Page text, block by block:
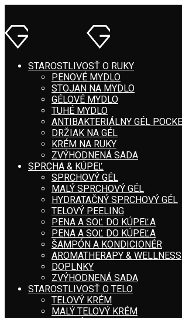
STAROSTLIVOSŤ O RUKY
PENOVÉ MYDLO
STOJAN NA MYDLO
GÉLOVÉ MYDLO
TUHÉ MYDLO
ANTIBAKTERIÁLNY GÉL
DRŽIAK NA GÉL
KRÉM NA RUKY
ZVÝHODNENÁ SADA
SPRCHA & KÚPEĽ
SPRCHOVÝ GÉL
MALÝ SPRCHOVÝ GÉL
HYDRATAČNÝ SPRCHOVÝ GÉL
TELOVÝ PEELING
PENA A SOĽ DO KÚPEĽA
PENA A SOĽ DO KÚPEĽA
ŠAMPÓN A KONDICIONÉR
AROMATHERAPY & WELLNESS
DOPLNKY
ZVÝHODNENÁ SADA
STAROSTLIVOSŤ O TELO
TELOVÝ KRÉM
MALÝ TELOVÝ KRÉM